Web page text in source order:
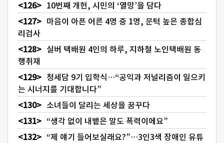
10번째 개헌, 시민의 ‘열망’을 담다
마음이 아픈 어른 4명 중 1명, 문턱 높은 종합심
리검사
실버 택배원 4인의 하루, 지하철 노인택배원 동
행취재
청세담 9기 입학식…“공익과 저널리즘이 일으키
는 시너지를 기대합니다”
소녀들이 달리는 세상을 꿈꾸다
“생각 없이 내뱉은 말도 폭력이에요”
“제 얘기 들어보실래요?”…3인3색 장애인 유튜